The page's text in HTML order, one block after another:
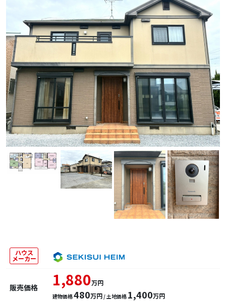
ハウス
メーカー
販売価格 1,880万円
建物価格480万円/ 土地価格 1,400万円